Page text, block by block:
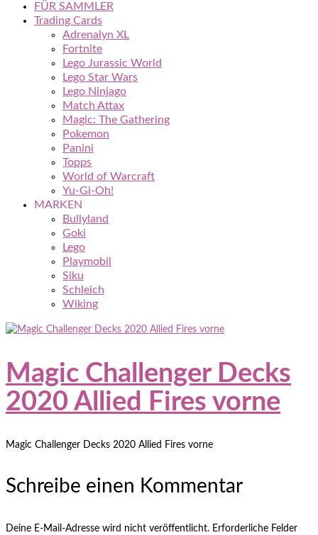
FÜR SAMMLER
Trading Cards
Adrenalyn XL
Fortnite
Lego Jurassic World
Lego Star Wars
Lego Ninjago
Match Attax
Magic: The Gathering
Pokemon
Panini
Topps
World of Warcraft
Yu-Gi-Oh!
MARKEN
Bullyland
Goki
Lego
Playmobil
Siku
Schleich
Wiking
Magic Challenger Decks
2020 Allied Fires vorne
Magic Challenger Decks 2020 Allied Fires vorne
Schreibe einen Kommentar
Deine E-Mail-Adresse wird nicht veröffentlicht. Erforderliche Felder